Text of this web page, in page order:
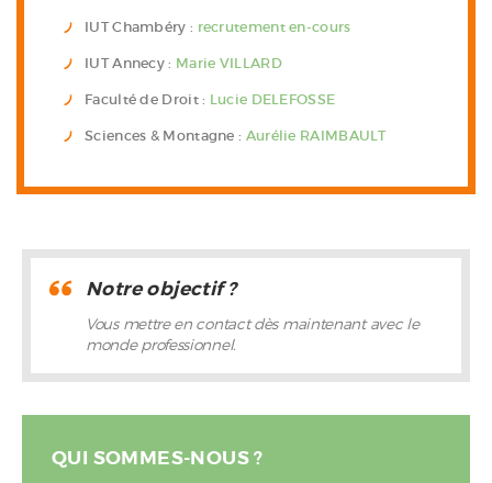
IUT Chambéry : recrutement en-cours
IUT Annecy : Marie VILLARD
Faculté de Droit : Lucie DELEFOSSE
Sciences & Montagne : Aurélie RAIMBAULT
Notre objectif ?
Vous mettre en contact dès maintenant avec le
monde professionnel.
QUI SOMMES-NOUS ?